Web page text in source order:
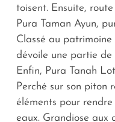
toisent. Ensuite,
Pura Taman Ayun,
Classé au patrimoine
dévoile une partie de
Enfin, Pura Tanah
Perché sur son piton
éléments pour
eaux. Grandiose aux